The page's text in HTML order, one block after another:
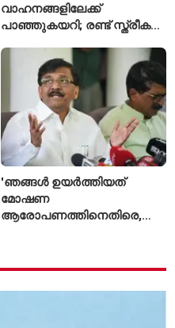
വാഹനങ്ങളിലേക്ക്
പാഞ്ഞുകയറി; രണ്ട് സ്ത്രീകൾ
'ഞങ്ങൾ ഉയർത്തിയത്
മോഷണ
ആരോപണത്തിനെതിരെ,
സഞ്ജയ് റാവത്ത്